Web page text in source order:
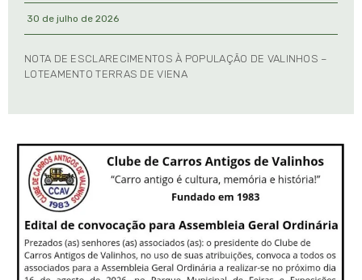
30 de julho de 2026
NOTA DE ESCLARECIMENTOS À POPULAÇÃO DE VALINHOS –
LOTEAMENTO TERRAS DE VIENA